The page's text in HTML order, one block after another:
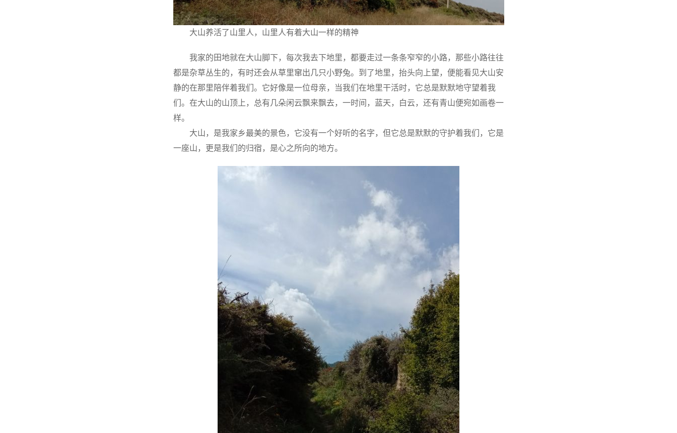
大山养活了山里人，山里人有着大山一样的精神
我家的田地就在大山脚下，每次我去下地里，都要走过一条条窄窄的小路，那些小路往往
都是杂草丛生的，有时还会从草里窜出几只小野兔。到了地里，抬头向上望，便能看见大山安
静的在那里陪伴着我们。它好像是一位母亲，当我们在地里干活时，它总是默默地守望着我
们。在大山的山顶上，总有几朵闲云飘来飘去，一时间，蓝天，白云，还有青山便宛如画卷一
样。
大山，是我家乡最美的景色，它没有一个好听的名字，但它总是默默的守护着我们，它是
一座山，更是我们的归宿，是心之所向的地方。